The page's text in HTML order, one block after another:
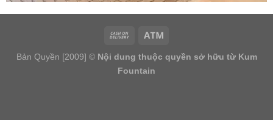
Bản Quyền [2009] © Nội dung thuộc quyền sở hữu từ Kum
Fountain